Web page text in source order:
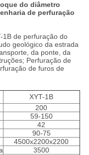
do diâmetro
de perfuração
1B de perfuração do
geológico da estrada
da ponte, da
Perfuração de
de furos de
XYT-1B
200
59-150
42
90-75
4500x2200x2200
3500